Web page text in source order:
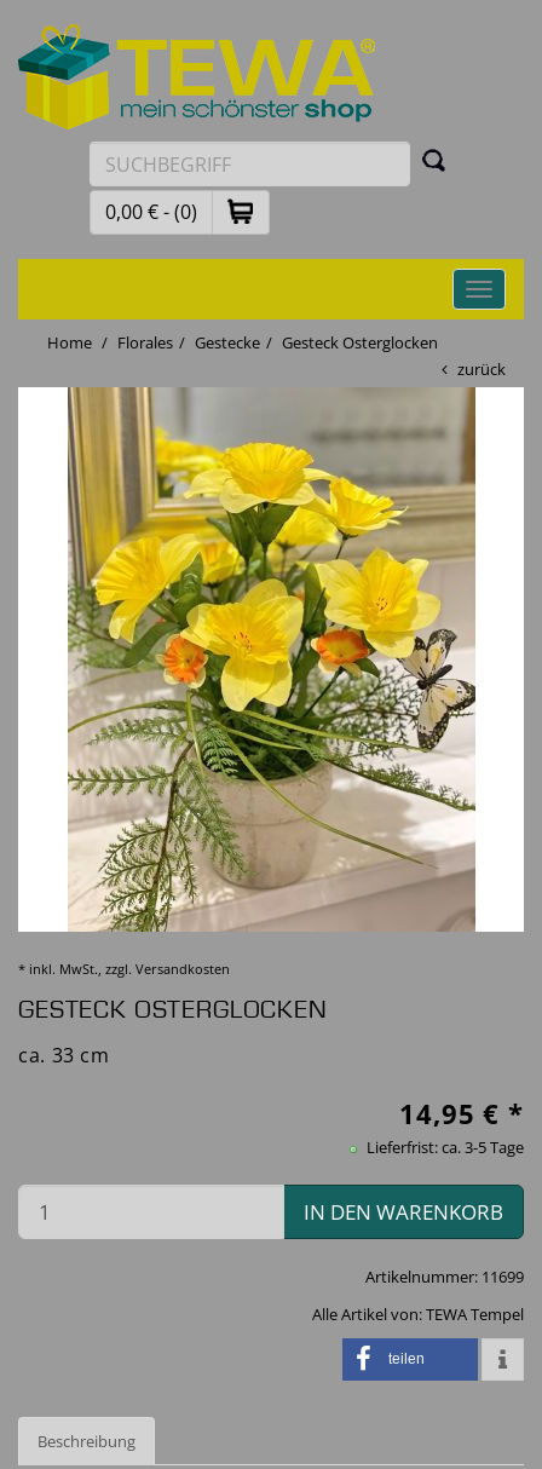
0,00 € - (0)
Toggle
Home
Florales Gestecke
Gesteck Osterglocken
zurück
* inkl. MwSt., zzgl. Versandkosten
GESTECK OSTERGLOCKEN
ca. 33 cm
14,95 € *
Lieferfrist: ca. 3-5 Tage
IN DEN WARENKORB
Artikelnummer: 11699
Alle Artikel von:TEWA Tempel
teilen
Beschreibung